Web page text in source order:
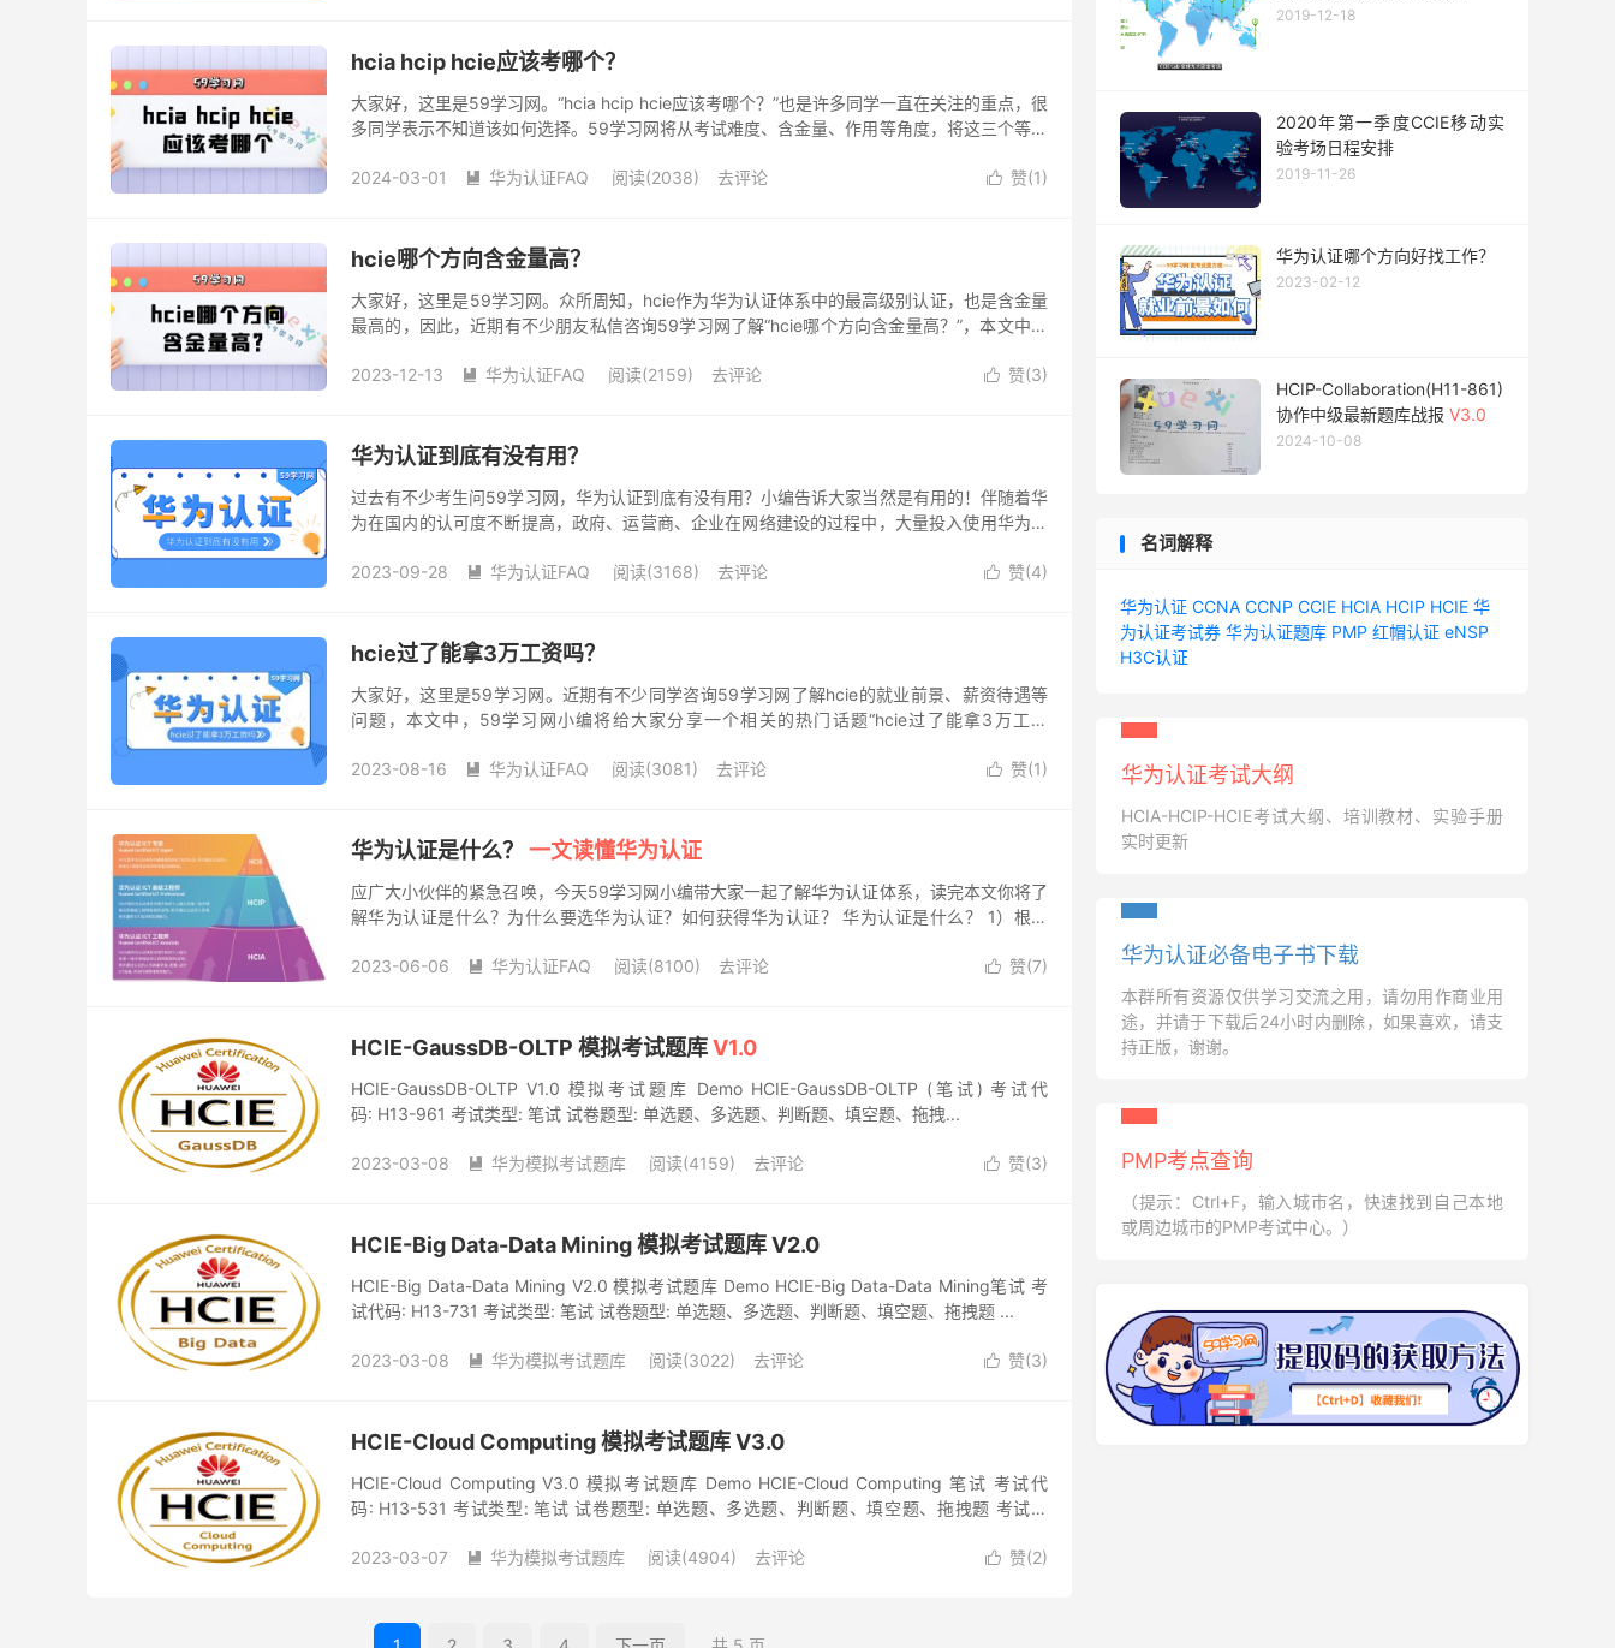
hcia hcip hcie应该考哪个？
大家好，这里是59学习网。“hcia hcip hcie应该考哪个？”也是许多同学一直在关注的重点，很
多同学表示不知道该如何选择。59学习网将从考试难度、含金量、作用等角度，将这三个等级
 赞(1)
2024-03-01  华为认证FAQ 阅读(2038) 去评论
hcie哪个方向含金量高？
大家好，这里是59学习网。众所周知，hcie作为华为认证体系中的最高级别认证，也是含金量
最高的，因此，近期有不少朋友私信咨询59学习网了解“hcie哪个方向含金量高？”，本文中，
 赞(3)
2023-12-13  华为认证FAQ 阅读(2159) 去评论
华为认证到底有没有用？
过去有不少考生问59学习网，华为认证到底有没有用？小编告诉大家当然是有用的！伴随着华
为在国内的认可度不断提高，政府、运营商、企业在网络建设的过程中，大量投入使用华为设
 赞(4)
2023-09-28  华为认证FAQ 阅读(3168) 去评论
hcie过了能拿3万工资吗？
大家好，这里是59学习网。近期有不少同学咨询59学习网了解hcie的就业前景、薪资待遇等
问题，本文中，59学习网小编将给大家分享一个相关的热门话题“hcie过了能拿3万工资
 赞(1)
2023-08-16  华为认证FAQ 阅读(3081) 去评论
华为认证是什么？ 一文读懂华为认证
应广大小伙伴的紧急召唤，今天59学习网小编带大家一起了解华为认证体系，读完本文你将了
解华为认证是什么？为什么要选华为认证？如何获得华为认证？ 华为认证是什么？ 1）根据
 赞(7)
2023-06-06  华为认证FAQ 阅读(8100) 去评论
HCIE-GaussDB-OLTP 模拟考试题库V1.0
HCIE-GaussDB-OLTP V1.0 模拟考试题库 Demo HCIE-GaussDB-OLTP (笔试) 考试代
码: H13-961 考试类型: 笔试 试卷题型: 单选题、多选题、判断题、填空题、拖拽...
 赞(3)
2023-03-08  华为模拟考试题库 阅读(4159) 去评论
HCIE-Big Data-Data Mining 模拟考试题库 V2.0
HCIE-Big Data-Data Mining V2.0 模拟考试题库 Demo HCIE-Big Data-Data Mining笔试 考
试代码: H13-731 考试类型: 笔试 试卷题型: 单选题、多选题、判断题、填空题、拖拽题 ...
 赞(3)
2023-03-08  华为模拟考试题库 阅读(3022) 去评论
HCIE-Cloud Computing 模拟考试题库 V3.0
HCIE-Cloud Computing V3.0 模拟考试题库 Demo HCIE-Cloud Computing 笔试 考试代
码: H13-531 考试类型: 笔试 试卷题型: 单选题、多选题、判断题、填空题、拖拽题 考试时
 赞(2)
2023-03-07  华为模拟考试题库 阅读(4904) 去评论
2019-12-18
2020年第一季度CCIE移动实
验考场日程安排
2019-11-26
华为认证哪个方向好找工作？
2023-02-12
HCIP-Collaboration(H11-861)
协作中级最新题库战报 V3.0
2024-10-08
名词解释
华为认证 CCNA CCNP CCIE HCIA HCIP HCIE 华
为认证考试券 华为认证题库 PMP 红帽认证 eNSP
H3C认证
华为认证考试大纲
HCIA-HCIP-HCIE考试大纲、培训教材、实验手册
实时更新
华为认证必备电子书下载
本群所有资源仅供学习交流之用，请勿用作商业用
途，并请于下载后24小时内删除，如果喜欢，请支
持正版，谢谢。
PMP考点查询
（提示：Ctrl+F，输入城市名，快速找到自己本地
或周边城市的PMP考试中心。）